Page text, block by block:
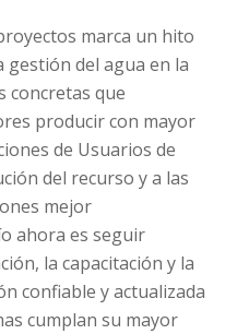
marca un hito
gestión del agua en la
concretas que
producir con mayor
de Usuarios de
del recurso y a las
mejor
ahora es seguir
la capacitación y la
confiable y actualizada
cumplan su mayor